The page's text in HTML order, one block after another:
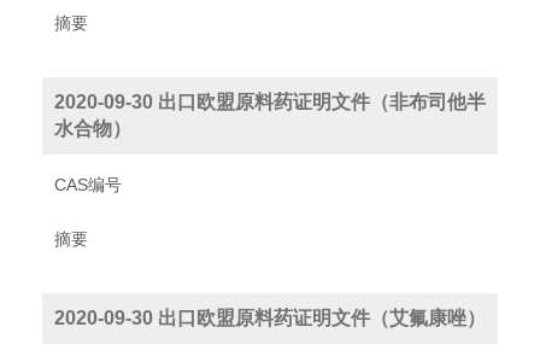
摘要
2020-09-30 出口欧盟原料药证明文件（非布司他半
水合物）
CAS编号
摘要
2020-09-30 出口欧盟原料药证明文件（艾氟康唑）